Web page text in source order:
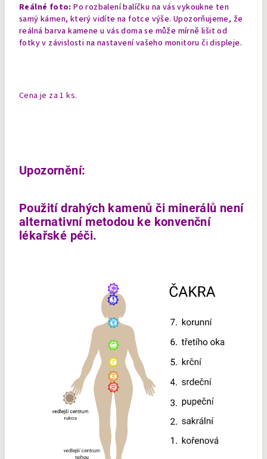
Reálné foto: Po rozbalení balíčku na vás vykoukne ten
samý kámen, který vidíte na fotce výše. Upozorňujeme, že
reálná barva kamene u vás doma se může mírně lišit od
fotky v závislosti na nastavení vašeho monitoru či displeje.
Cena je za 1 ks.
Upozornění:
Použití drahých kamenů či minerálů není
alternativní metodou ke konvenční
lékařské péči.